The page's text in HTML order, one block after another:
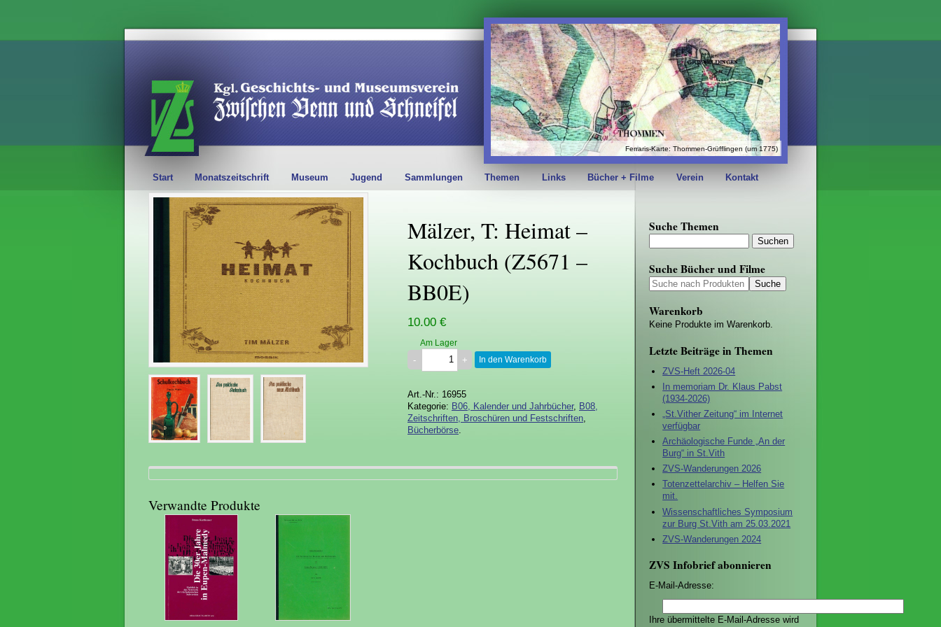
Ferraris-Karte: Thommen-Grüfflingen (um 1775)
Start Monatszeitschrift Museum Jugend Sammlungen Themen Links Bücher + Filme Verein Kontakt
Mälzer, T: Heimat –
Kochbuch (Z5671 –
BB0E)
10.00 €
Am Lager
In den Warenkorb
Art.-Nr.: 16955
Kategorie: B06, Kalender und Jahrbücher, B08,
Zeitschriften, Broschüren und Festschriften
Bücherbörse
Verwandte Produkte
Suche Themen
Suche Bücher und Filme
Warenkorb
Keine Produkte im Warenkorb.
Letzte Beiträge in Themen
ZVS-Heft 2026-04
In memoriam Dr. Klaus Pabst
(1934-2026)
„St.Vither Zeitung“ im Internet
verfügbar
Archäologische Funde „An der
Burg“ in St.Vith
ZVS-Wanderungen 2026
Totenzettelarchiv – Helfen Sie
mit.
Wissenschaftliches Symposium
zur Burg St.Vith am 25.03.2021
ZVS-Wanderungen 2024
ZVS Infobrief abonnieren
E-Mail-Adresse:
Ihre übermittelte E-Mail-Adresse wird